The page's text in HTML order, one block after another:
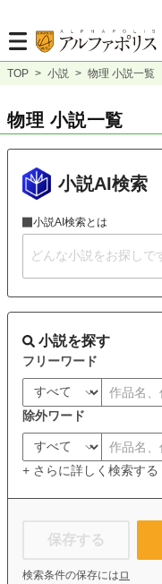
TOP > 小説 > 物理 小説一覧
物理 小説一覧
小説AI検索
小説AI検索とは
小説を探す
フリーワード
除外ワード
+ さらに詳しく検索する
保存する
検索条件の保存には ロ